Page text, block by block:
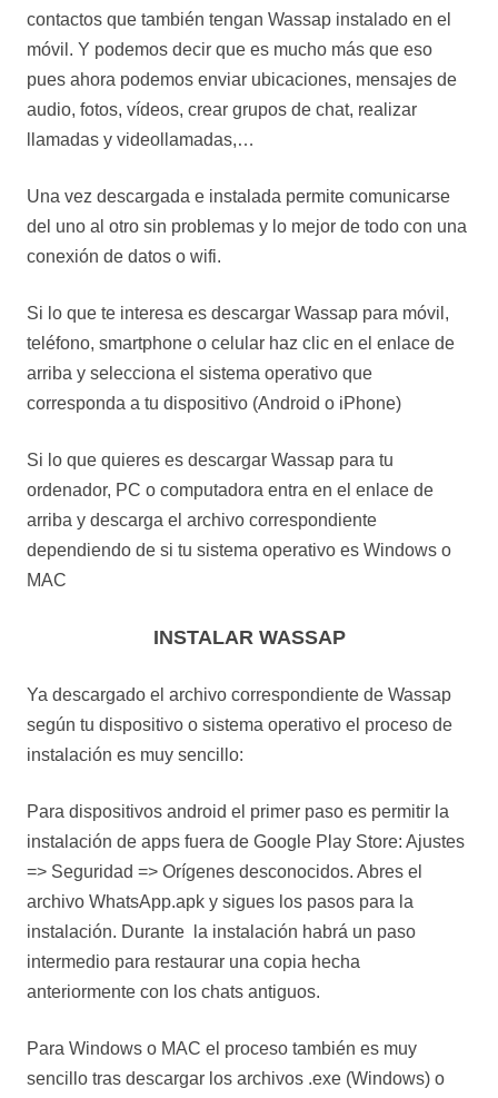
contactos que también tengan Wassap instalado en el
móvil. Y podemos decir que es mucho más que eso
pues ahora podemos enviar ubicaciones, mensajes de
audio, fotos, vídeos, crear grupos de chat, realizar
llamadas y videollamadas,…
Una vez descargada e instalada permite comunicarse
del uno al otro sin problemas y lo mejor de todo con una
conexión de datos o wifi.
Si lo que te interesa es descargar Wassap para móvil,
teléfono, smartphone o celular haz clic en el enlace de
arriba y selecciona el sistema operativo que
corresponda a tu dispositivo (Android o iPhone)
Si lo que quieres es descargar Wassap para tu
ordenador, PC o computadora entra en el enlace de
arriba y descarga el archivo correspondiente
dependiendo de si tu sistema operativo es Windows o
MAC
INSTALAR WASSAP
Ya descargado el archivo correspondiente de Wassap
según tu dispositivo o sistema operativo el proceso de
instalación es muy sencillo:
Para dispositivos android el primer paso es permitir la
instalación de apps fuera de Google Play Store: Ajustes
=> Seguridad => Orígenes desconocidos. Abres el
archivo WhatsApp.apk y sigues los pasos para la
instalación. Durante la instalación habrá un paso
intermedio para restaurar una copia hecha
anteriormente con los chats antiguos.
Para Windows o MAC el proceso también es muy
sencillo tras descargar los archivos .exe (Windows) o